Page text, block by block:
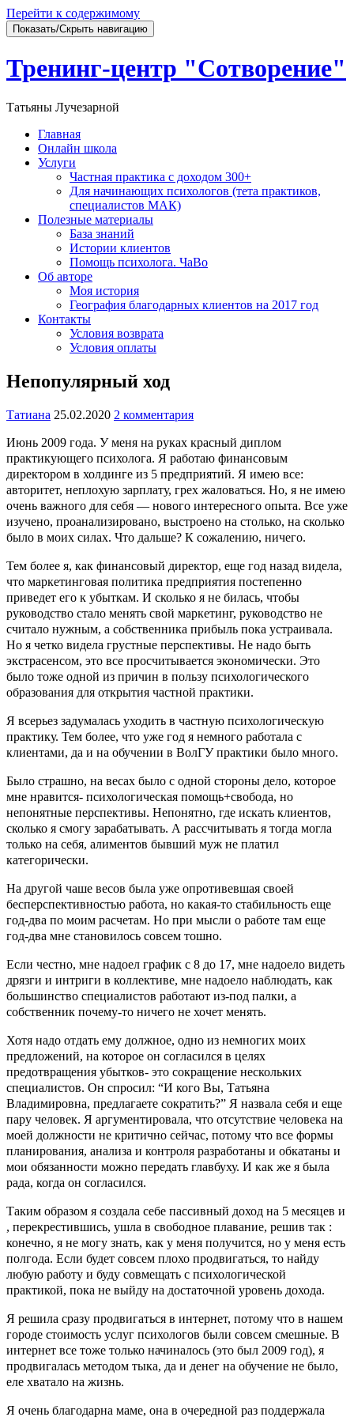
Перейти к содержимому
Показать/Скрыть навигацию
Тренинг-центр "Сотворение"
Татьяны Лучезарной
Главная
Онлайн школа
Услуги
Частная практика с доходом 300+
Для начинающих психологов (тета практиков,
специалистов МАК)
Полезные материалы
База знаний
Истории клиентов
Помощь психолога. ЧаВо
Об авторе
Моя история
География благодарных клиентов на 2017 год
Контакты
Условия возврата
Условия оплаты
Непопулярный ход
Татиана 25.02.2020 2 комментария
Июнь 2009 года. У меня на руках красный диплом
практикующего психолога. Я работаю финансовым
директором в холдинге из 5 предприятий. Я имею все:
авторитет, неплохую зарплату, грех жаловаться. Но, я не имею
очень важного для себя — нового интересного опыта. Все уже
изучено, проанализировано, выстроено на столько, на сколько
было в моих силах. Что дальше? К сожалению, ничего.
Тем более я, как финансовый директор, еще год назад видела,
что маркетинговая политика предприятия постепенно
приведет его к убыткам. И сколько я не билась, чтобы
руководство стало менять свой маркетинг, руководство не
считало нужным, а собственника прибыль пока устраивала.
Но я четко видела грустные перспективы. Не надо быть
экстрасенсом, это все просчитывается экономически. Это
было тоже одной из причин в пользу психологического
образования для открытия частной практики.
Я всерьез задумалась уходить в частную психологическую
практику. Тем более, что уже год я немного работала с
клиентами, да и на обучении в ВолГУ практики было много.
Было страшно, на весах было с одной стороны дело, которое
мне нравится- психологическая помощь+свобода, но
непонятные перспективы. Непонятно, где искать клиентов,
сколько я смогу зарабатывать. А рассчитывать я тогда могла
только на себя, алиментов бывший муж не платил
категорически.
На другой чаше весов была уже опротивевшая своей
бесперспективностью работа, но какая-то стабильность еще
год-два по моим расчетам. Но при мысли о работе там еще
год-два мне становилось совсем тошно.
Если честно, мне надоел график с 8 до 17, мне надоело видеть
дрязги и интриги в коллективе, мне надоело наблюдать, как
большинство специалистов работают из-под палки, а
собственник почему-то ничего не хочет менять.
Хотя надо отдать ему должное, одно из немногих моих
предложений, на которое он согласился в целях
предотвращения убытков- это сокращение нескольких
специалистов. Он спросил: “И кого Вы, Татьяна
Владимировна, предлагаете сократить?” Я назвала себя и еще
пару человек. Я аргументировала, что отсутствие человека на
моей должности не критично сейчас, потому что все формы
планирования, анализа и контроля разработаны и обкатаны и
мои обязанности можно передать главбуху. И как же я была
рада, когда он согласился.
Таким образом я создала себе пассивный доход на 5 месяцев и
, перекрестившись, ушла в свободное плавание, решив так :
конечно, я не могу знать, как у меня получится, но у меня есть
полгода. Если будет совсем плохо продвигаться, то найду
любую работу и буду совмещать с психологической
практикой, пока не выйду на достаточной уровень дохода.
Я решила сразу продвигаться в интернет, потому что в нашем
городе стоимость услуг психологов были совсем смешные. В
интернет все тоже только начиналось (это был 2009 год), я
продвигалась методом тыка, да и денег на обучение не было,
еле хватало на жизнь.
Я очень благодарна маме, она в очередной раз поддержала